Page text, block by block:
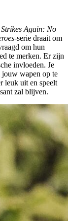
Again: No
-serie draait om
om hun
te merken. Er zijn
invloeden. Je
jouw wapen op te
leuk uit en speelt
zal blijven.